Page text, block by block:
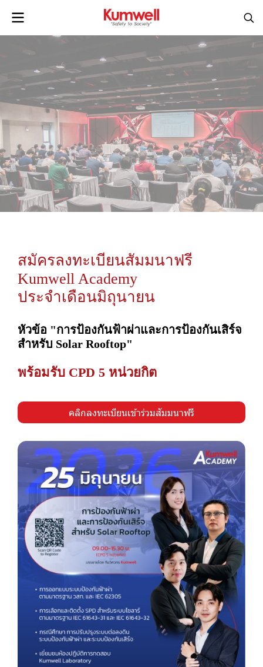
สมัครลงทะเบียนสัมมนาฟรี
Kumwell Academy
ประจำเดือนมิถุนายน
หัวข้อ "การป้องกันฟ้าผ่าและการป้องกันเสิร์จ
สำหรับ Solar Rooftop"
พร้อมรับ CPD 5 หน่วยกิต
คลิกลงทะเบียนเข้าร่วมสัมมนาฟรี